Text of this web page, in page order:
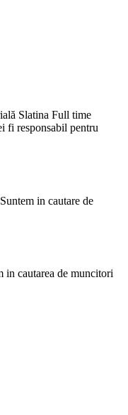
Slatina Full time
fi responsabil pentru
in cautare de
cautarea de muncitori